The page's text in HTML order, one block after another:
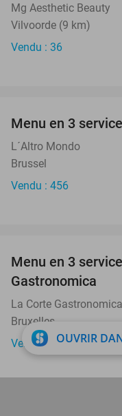
Mg Aesthetic Beauty
Vilvoorde (9 km)
Vendu : 36
Menu en 3
L´Altro Mondo
Brussel
Vendu : 456
Menu en 3
Gastronomica
La Corte Gastronomica
Bruxelles
Vendu : 93OUVRIR